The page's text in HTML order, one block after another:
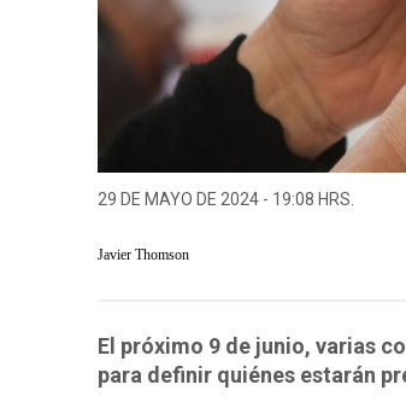
29 DE MAYO DE 2024 - 19:08 HRS.
Javier Thomson
El próximo 9 de junio, varias
para definir quiénes estarán